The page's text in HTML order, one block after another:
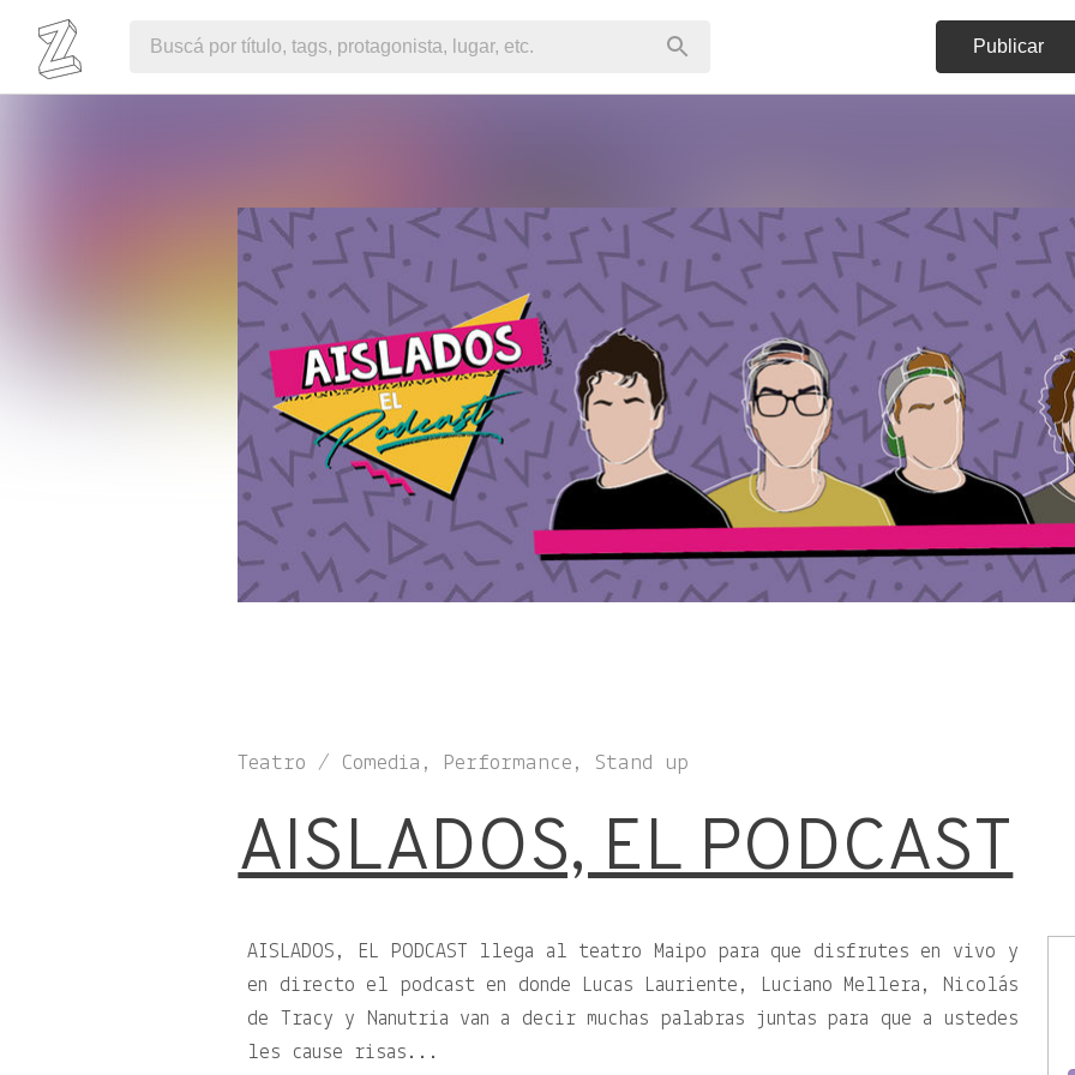
Publicar
Teatro / Comedia, Performance, Stand up
AISLADOS, EL PODCAST
AISLADOS, EL PODCAST llega al teatro Maipo para que disfrutes en vivo y
en directo el podcast en donde Lucas Lauriente, Luciano Mellera, Nicolás
de Tracy y Nanutria van a decir muchas palabras juntas para que a ustedes
les cause risas...